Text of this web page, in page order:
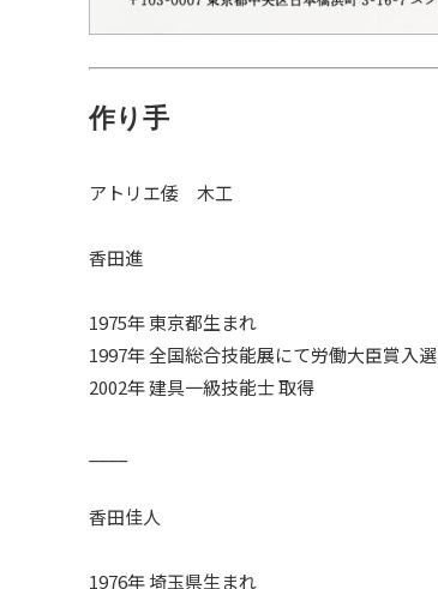
作り手
アトリエ倭 木工
香田進
1975年 東京都生まれ
1997年 全国総合技能展にて労働大臣賞入選
2002年 建具一級技能士 取得
香田佳人
1976年 埼玉県生まれ